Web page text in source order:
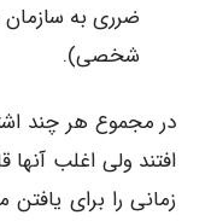
ضرری به سازمان
شخصی).
در مجموع هر چند
افتند ولی اغلب
زمانی را برای